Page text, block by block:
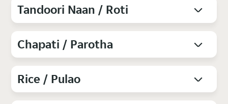
Tandoori Naan / Roti
Chapati / Parotha
Rice / Pulao